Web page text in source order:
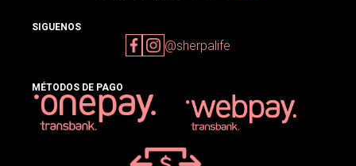
SIGUENOS
@sherpalife
MÉTODOS DE PAGO